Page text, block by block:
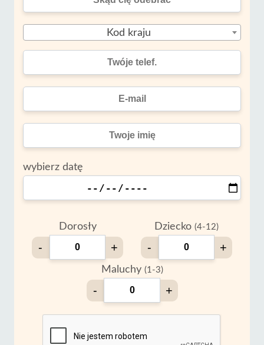
Kod kraju
wybierz datę
Dorosły
- +
Dziecko (4-12)
- +
Maluchy (1-3)
- +